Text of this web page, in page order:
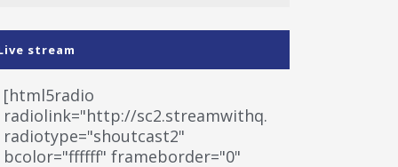
stream
[html5radio
radiolink="http://sc2.streamwithq.com:8028/
radiotype="shoutcast2"
bcolor="ffffff" frameborder="0"